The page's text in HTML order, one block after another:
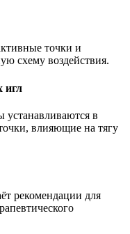
точки и
схему воздействия.
игл
устанавливаются в
влияющие на тягу
рекомендации для